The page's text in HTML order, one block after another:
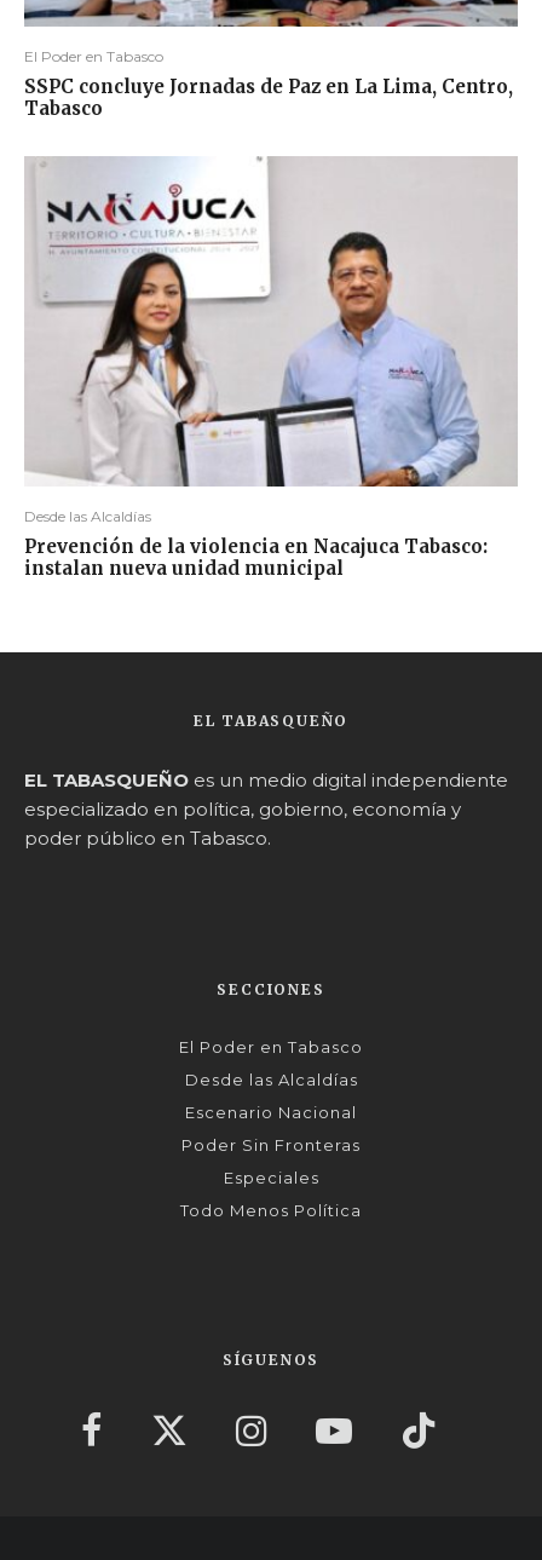
El Poder en Tabasco
SSPC concluye Jornadas de Paz en La Lima, Centro,
Tabasco
Desde las Alcaldías
Prevención de la violencia en Nacajuca Tabasco:
instalan nueva unidad municipal
EL TABASQUEÑO
EL TABASQUEÑO es un medio digital independiente
especializado en política, gobierno, economía y
poder público en Tabasco.
SECCIONES
El Poder en Tabasco
Desde las Alcaldías
Escenario Nacional
Poder Sin Fronteras
Especiales
Todo Menos Política
SÍGUENOS